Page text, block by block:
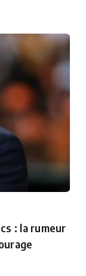
: la rumeur